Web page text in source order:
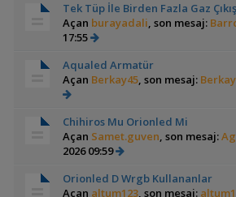
Tek Tüp İle Birden Fazla Gaz
Açan burayadali, son mesaj:
17:55
Aqualed Armatür
Açan Berkay45, son mesaj:
Chihiros Mu Orionled Mi
Açan Samet.guven, son mesaj:
2026 09:59
Orionled D Wrgb Kullananlar
Açan altum123, son mesaj: